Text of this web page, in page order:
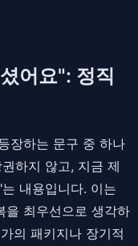
어요": 정직
장하는 문구 중 하나
하지 않고, 지금 제
내용입니다. 이는
을 최우선으로 생각하
의 패키지나 장기적